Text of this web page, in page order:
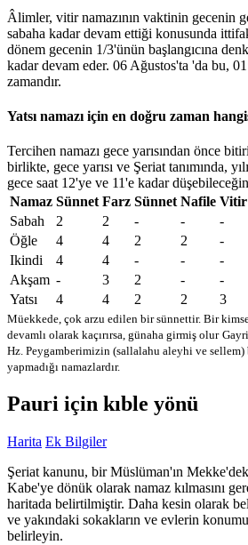
Âlimler, vitir namazının vaktinin gecenin
sabaha kadar devam ettiği konusunda
dönem gecenin 1/3'ünün başlangıcına
kadar devam eder. 06 Ağustos'ta 'da bu,
zamandır.
Yatsı namazı için en doğru zaman
Tercihen namazı gece yarısından önce
birlikte, gece yarısı ve Şeriat tanımında,
gece saat 12'ye ve 11'e kadar
Namaz Sünnet Farz Sünnet Nafile Vitir
Sabah
2 2 - - -
Öğle
4 4 2 2 -
Ikindi
4 4 - - -
Akşam - 3 2 - -
Yatsı
4 4 2 2 3
Müekkede, çok arzu edilen bir sünnettir. Bir
devamlı olarak kaçırırsa, günaha girmiş olur
Hz. Peygamberimizin (sallalahu aleyhi ve sellem)
yapmadığı namazlardır.
Pauri için kıble yönü
Harita Ek Bilgiler
Şeriat kanunu, bir Müslüman'ın
Kabe'ye dönük olarak namaz kılmasını
haritada belirtilmiştir. Daha kesin olarak
ve yakındaki sokakların ve evlerin
belirleyin.